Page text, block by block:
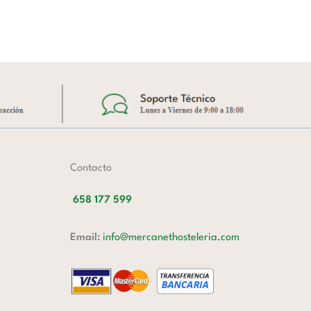
Contacto
658 177 599
Email: info@mercanethosteleria.com